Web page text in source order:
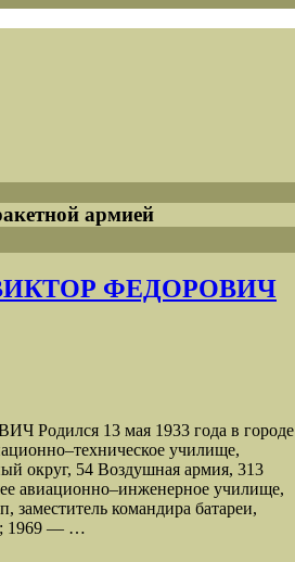
армией
ВИКТОР ФЕДОРОВИЧ
13 мая 1933 года в городе
училище,
округ, 54 Воздушная армия, 313
авиационно–инженерное училище,
заместитель командира батареи,
1969 — …